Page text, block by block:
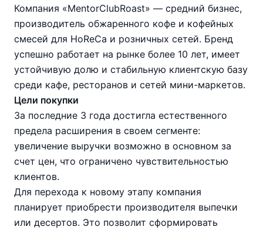
Компания «MentorClubRoast» — средний бизнес,
производитель обжаренного кофе и кофейных
смесей для HoReCa и розничных сетей. Бренд
успешно работает на рынке более 10 лет, имеет
устойчивую долю и стабильную клиентскую базу
среди кафе, ресторанов и сетей мини-маркетов.
Цели покупки
За последние 3 года достигла естественного
предела расширения в своем сегменте:
увеличение выручки возможно в основном за
счет цен, что ограничено чувствительностью
клиентов.
Для перехода к новому этапу компания
планирует приобрести производителя выпечки
или десертов. Это позволит сформировать